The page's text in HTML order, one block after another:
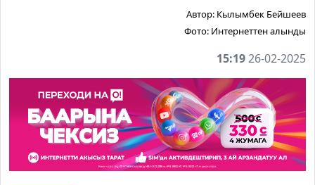
Автор: Кылымбек Бейшеев
Фото: Интернеттен алынды
15:1926-02-2025